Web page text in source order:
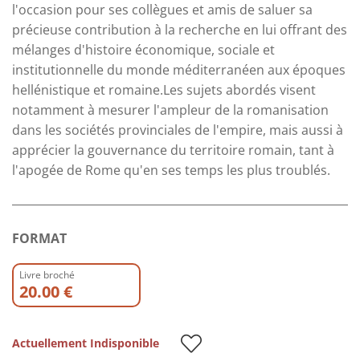
l'occasion pour ses collègues et amis de saluer sa
précieuse contribution à la recherche en lui offrant des
mélanges d'histoire économique, sociale et
institutionnelle du monde méditerranéen aux époques
hellénistique et romaine.Les sujets abordés visent
notamment à mesurer l'ampleur de la romanisation
dans les sociétés provinciales de l'empire, mais aussi à
apprécier la gouvernance du territoire romain, tant à
l'apogée de Rome qu'en ses temps les plus troublés.
FORMAT
Livre broché
20.00 €
Actuellement Indisponible